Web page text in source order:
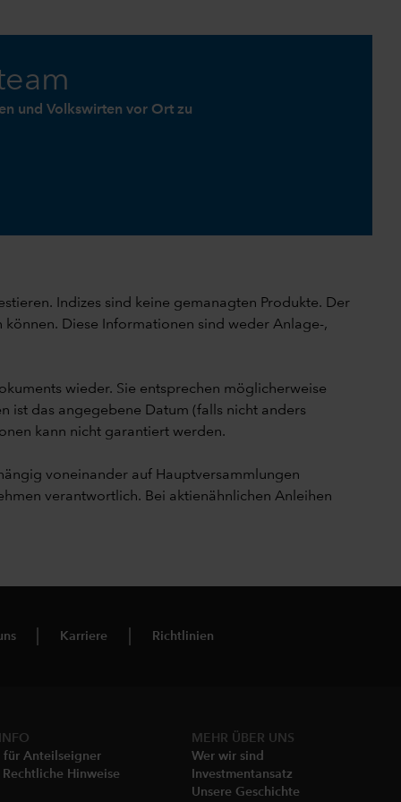
und Volkswirten vor Ort zu
Indizes sind keine gemanagten Produkte. Der
Diese Informationen sind weder Anlage-,
wieder. Sie entsprechen möglicherweise
ist das angegebene Datum (falls nicht anders
kann nicht garantiert werden.
voneinander auf Hauptversammlungen
verantwortlich. Bei aktienähnlichen Anleihen
Karriere Richtlinien
für Anteilseigner
Hinweise
MEHR ÜBER UNS
Wer wir sind
Investmentansatz
Unsere Geschichte